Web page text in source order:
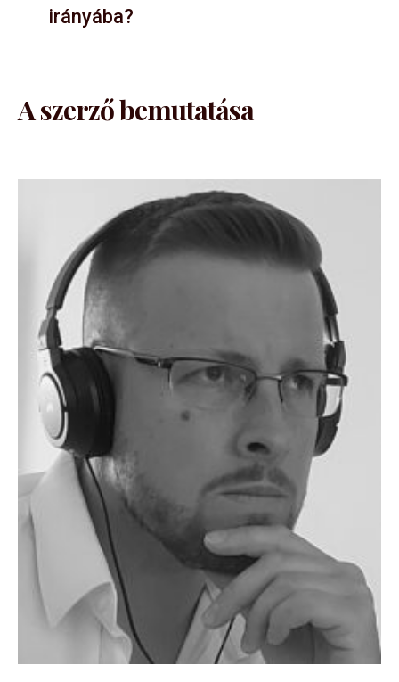
irányába?
A szerző bemutatása